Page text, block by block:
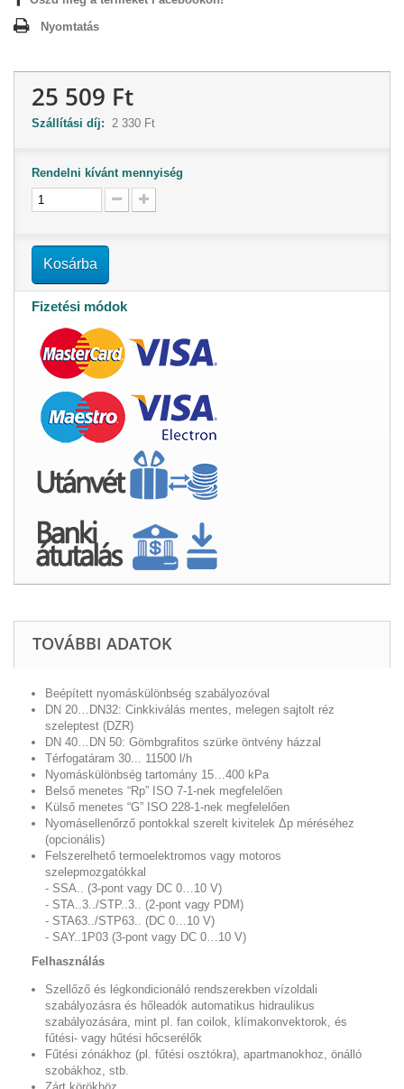
Nyomtatás
25 509 Ft
Szállítási díj: 2 330 Ft
Rendelni kívánt mennyiség
Kosárba
Fizetési módok
TOVÁBBI ADATOK
Beépített nyomáskülönbség szabályozóval
DN 20…DN32: Cinkkiválás mentes, melegen sajtolt réz
szeleptest (DZR)
DN 40…DN 50: Gömbgrafitos szürke öntvény házzal
Térfogatáram 30... 11500 l/h
Nyomáskülönbség tartomány 15…400 kPa
Belső menetes “Rp” ISO 7-1-nek megfelelően
Külső menetes “G” ISO 228-1-nek megfelelően
Nyomásellenőrző pontokkal szerelt kivitelek Δp méréséhez
(opcionális)
Felszerelhető termoelektromos vagy motoros
szelepmozgatókkal
- SSA.. (3-pont vagy DC 0…10 V)
- STA..3../STP..3.. (2-pont vagy PDM)
- STA63../STP63.. (DC 0…10 V)
- SAY..1P03 (3-pont vagy DC 0…10 V)
Felhasználás
Szellőző és légkondicionáló rendszerekben vízoldali
szabályozásra és hőleadók automatikus hidraulikus
szabályozására, mint pl. fan coilok, klímakonvektorok, és
fűtési- vagy hűtési hőcserélők
Fűtési zónákhoz (pl. fűtési osztókra), apartmanokhoz, önálló
szobákhoz, stb.